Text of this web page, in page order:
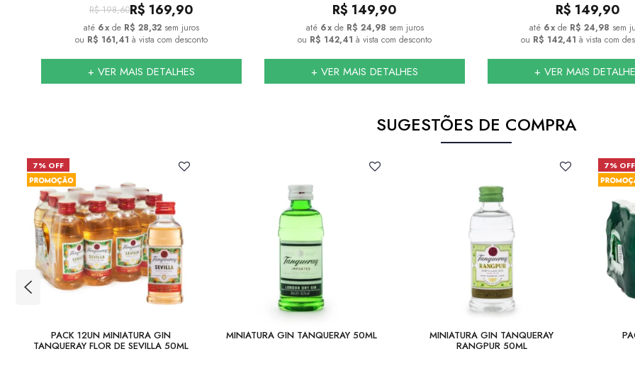
R$ 198,60R$ 169,90
6x de R$ 28,32 sem juros
ou R$ 161,41 à vista com desconto
+ VER MAIS DETALHES
R$ 149,90
6x de R$ 24,98 sem juros
ou R$ 142,41 à vista com desconto
+ VER MAIS DETALHES
R$ 149,90
6x de R$ 24,98 sem
ou R$ 142,41 à vista com
+ VER MAIS
SUGESTÕES DE COMPRA
7% OFF
PACK 12UN MINIATURA GIN
TANQUERAY FLOR DE SEVILLA 50ML
MINIATURA GIN TANQUERAY 50ML MINIATURA GIN TANQUERAY
RANGPUR 50ML
7% OFF